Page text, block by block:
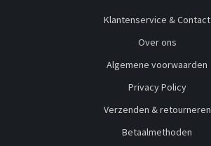
Klantenservice & Contact
Over ons
Algemene voorwaarden
Privacy Policy
Verzenden & retourneren
Betaalmethoden